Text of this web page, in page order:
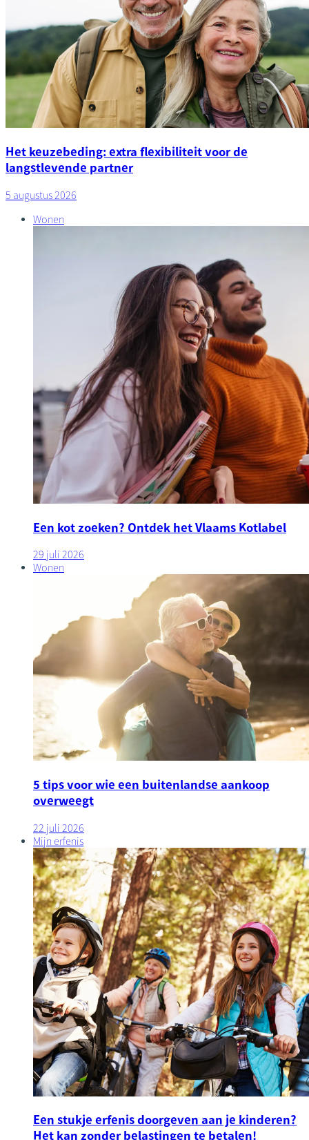
Het keuzebeding: extra flexibiliteit voor de
langstlevende partner
5 augustus 2026
Wonen
Een kot zoeken? Ontdek het Vlaams Kotlabel
29 juli 2026
Wonen
5 tips voor wie een buitenlandse aankoop
overweegt
22 juli 2026
Mijn erfenis
Een stukje erfenis doorgeven aan je kinderen?
Het kan zonder belastingen te betalen!